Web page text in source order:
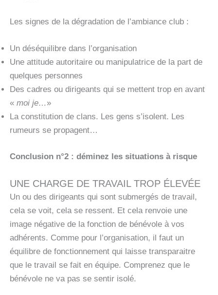
Les signes de la dégradation de l’ambiance club :
Un déséquilibre dans l’organisation
Une attitude autoritaire ou manipulatrice de la part de
quelques personnes
Des cadres ou dirigeants qui se mettent trop en avant
« moi je… »
La constitution de clans. Les gens s’isolent. Les
rumeurs se propagent…
Conclusion n°2 : déminez les situations à risque
UNE CHARGE DE TRAVAIL TROP ÉLEVÉE
Un ou des dirigeants qui sont submergés de travail,
cela se voit, cela se ressent. Et cela renvoie une
image négative de la fonction de bénévole à vos
adhérents. Comme pour l’organisation, il faut un
équilibre de fonctionnement qui laisse transparaitre
que le travail se fait en équipe. Comprenez que le
bénévole ne va pas se sentir isolé.